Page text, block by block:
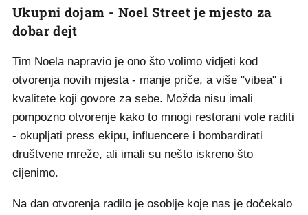
Ukupni dojam - Noel Street je mjesto za
dobar dejt
Tim Noela napravio je ono što volimo vidjeti kod
otvorenja novih mjesta - manje priče, a više "vibea" i
kvalitete koji govore za sebe. Možda nisu imali
pompozno otvorenje kako to mnogi restorani vole raditi
- okupljati press ekipu, influencere i bombardirati
društvene mreže, ali imali su nešto iskreno što
cijenimo.
Na dan otvorenja radilo je osoblje koje nas je dočekalo